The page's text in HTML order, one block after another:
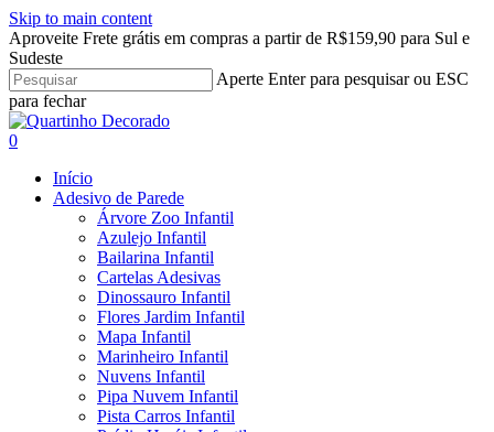
Skip to main content
Aproveite Frete grátis em compras a partir de R$159,90 para Sul e
Sudeste
Aperte Enter para pesquisar ou ESC
para fechar
Close
Search
search
account
0
Início
Adesivo de Parede
Árvore Zoo Infantil
Azulejo Infantil
Bailarina Infantil
Cartelas Adesivas
Dinossauro Infantil
Flores Jardim Infantil
Mapa Infantil
Marinheiro Infantil
Nuvens Infantil
Pipa Nuvem Infantil
Pista Carros Infantil